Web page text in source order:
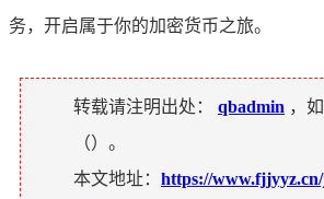
务，开启属于你的加密货币之旅。
转载请注明出处： qbadmin ，
（）。
本文地址： https://